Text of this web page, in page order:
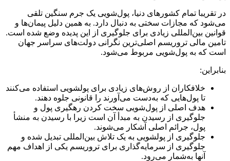
در تقریبا تمام کشورهای دنیا، پول‌شویی یک جرم سنگین تلقی
می‌شود که مجازات سختی به دنبال دارد. به همین دلیل پیمان‌ها و
قوانین بین‌المللی زیادی برای جلوگیری از این پدیده وضع شده است.
تامین مالی تروریسم اصلی‌ترین نگرانی دولت‌های سراسر جهان
است که به پول‌شویی مربوط می‌شود.
بنابراین:
خلافکاران از روش‌های زیادی برای پولشویی استفاده می‌کنند
تا پول‌هایی که به‌دست می‌آورند را قانونی جلوه دهند.
هدف اصلی از پول‌شویی سخت‌ کردن رهگیری پول و
جلوگیری از رسیدن به مبدأ آن است زیرا با رسیدن به منشأ
پول، جرائم اصلی آشکار می‌شوند.
جلوگیری از پولشویی به یک تلاش بین‌المللی تبدیل شده و
جلوگیری از سرمایه‌گذاری برای تروریسم یکی از اهداف مهم
آنها به‌شمار می‌رود.